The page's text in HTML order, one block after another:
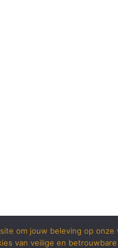
om jouw beleving op
van veilige en